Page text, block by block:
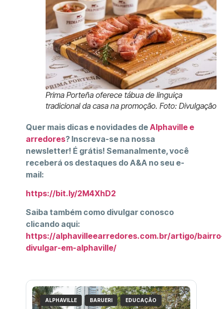
Prima Porteña oferece tábua de linguiça
tradicional da casa na promoção. Foto: Divulgação
Quer mais dicas e novidades de Alphaville e
arredores? Inscreva-se na nossa
newsletter! É grátis! Semanalmente, você
receberá os destaques do A&A no seu e-
mail:
https://bit.ly/2M4XhD2
Saiba também como divulgar conosco
clicando aqui:
https://alphavilleearredores.com.br/artigo/
divulgar-em-alphaville/
ALPHAVILLE BARUERI EDUCAÇÃO